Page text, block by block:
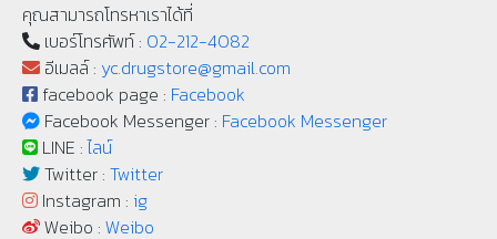
คุณสามารถโทรหาเราได้ที่
เบอร์โทรศัพท์ : 02-212-4082
อีเมลล์ : yc.drugstore@gmail.com
facebook page : Facebook
Facebook Messenger : Facebook Messenger
LINE :ไลน์
Twitter : Twitter
Instagram : ig
Weibo : Weibo